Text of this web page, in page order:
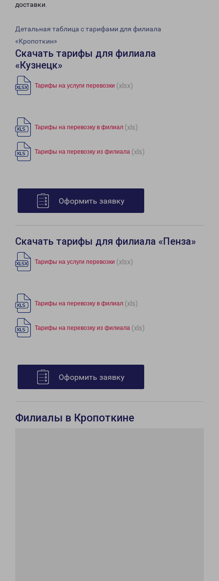
доставки.
Детальная таблица с тарифами для филиала
«Кропоткин»
Скачать тарифы для филиала
«Кузнецк»
Тарифы на услуги перевозки (xlsx)
Тарифы на перевозку в филиал (xls)
Тарифы на перевозку из филиала (xls)
Оформить заявку
Скачать тарифы для филиала «Пенза»
Тарифы на услуги перевозки (xlsx)
Тарифы на перевозку в филиал (xls)
Тарифы на перевозку из филиала (xls)
Оформить заявку
Филиалы в Кропоткине